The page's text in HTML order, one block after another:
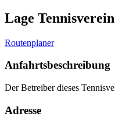
Lage Tennisverein
Routenplaner
Anfahrtsbeschreibung
Der Betreiber dieses
Adresse